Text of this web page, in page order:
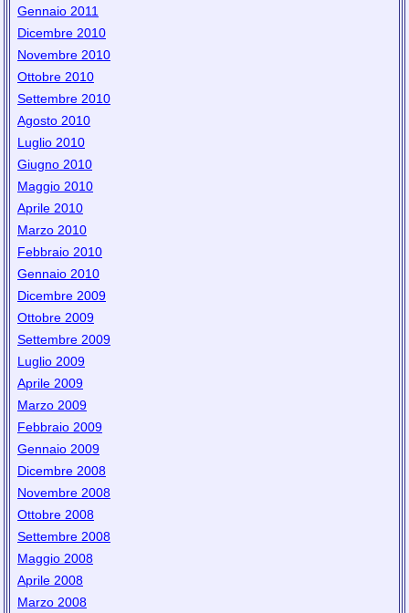
Gennaio 2011
Dicembre 2010
Novembre 2010
Ottobre 2010
Settembre 2010
Agosto 2010
Luglio 2010
Giugno 2010
Maggio 2010
Aprile 2010
Marzo 2010
Febbraio 2010
Gennaio 2010
Dicembre 2009
Ottobre 2009
Settembre 2009
Luglio 2009
Aprile 2009
Marzo 2009
Febbraio 2009
Gennaio 2009
Dicembre 2008
Novembre 2008
Ottobre 2008
Settembre 2008
Maggio 2008
Aprile 2008
Marzo 2008